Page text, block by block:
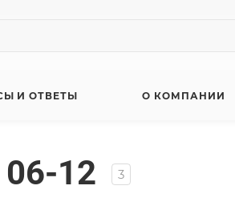
И ОТВЕТЫ О КОМПАНИИ
12 3